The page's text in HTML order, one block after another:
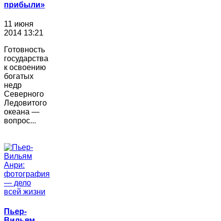
прибыли»
11 июня
2014 13:21
Готовность
государства
к освоению
богатых
недр
Северного
Ледовитого
океана —
вопрос...
Пьер-